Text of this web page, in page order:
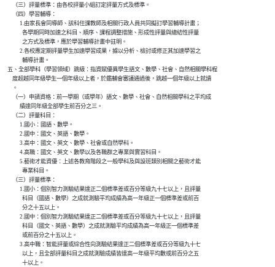
        （三）評量標準：由各校評量小組訂定評量方式及標準。
        （四）學習輔導：
              1.由家長會同導師、該科任課教師及相關行政人員共同擬訂學習輔導計畫；
                各學期同時加速之科目、順序、課程調整措施、形成性評量與總結性評量
                之方式及標準，應於學習輔導計畫中註明。
              2.各校應定期評量學生加速學習成果，據以分析、檢討或修正其加速學習之
                輔導計畫。
    五、全部學科（學習領域）跳級：指資賦優異學生語文、數學、社會、自然相關學科程
        度超越同年級學生一個年級以上者，於鑑輔會審議通過後，跳越一個年級以上就讀
        。
        （一）申請資格：前一學期（或學年）語文、數學、社會、自然相關學科之平均成
              績達同年級全部學生前百分之三。
        （二）評量科目：
              1.國小：國語、數學。
              2.國中：國文、英語、數學。
              3.高中：國文、英文、數學、社會或自然學科。
              4.高職：國文、英文、數學以及各職群之專業與實習科目。
              5.藝術才能資優：上述各教育階段之一般學科及與設班類別相關之藝術才能
                專業科目。
        （三）評量標準：
              1.國小：個別智力測驗結果達正二個標準差或百分等級九十七以上，且評量
                科目（國語、數學）之成就測驗平均成績為高一年級正一個標準差或前百
                分之十五以上。
              2.國中：個別智力測驗結果達正二個標準差或百分等級九十七以上，且評量
                科目（國文、英語、數學）之成就測驗平均成績為高一年級正一個標準差
                或前百分之十五以上。
              3.高中職：智能評量或綜合性向測驗結果達正二個標準差或百分等級九十七
                以上，且全部評量科目之成就測驗成績皆達高一年級平均數或前百分之五
                十以上。